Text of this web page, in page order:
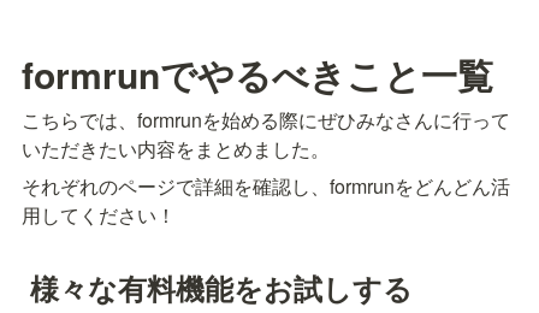
formrunでやるべきこと一覧
こちらでは、formrunを始める際にぜひみなさんに行って
いただきたい内容をまとめました。
それぞれのページで詳細を確認し、formrunをどんどん活
用してください！
様々な有料機能をお試しする